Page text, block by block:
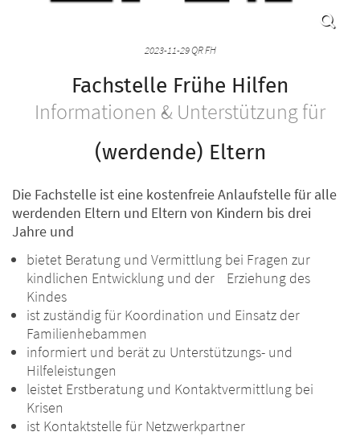
2023-11-29 QR FH
Fachstelle Frühe Hilfen
Informationen & Unterstützung für
(werdende) Eltern
Die Fachstelle ist eine kostenfreie Anlaufstelle für alle
werdenden Eltern und Eltern von Kindern bis drei
Jahre und
bietet Beratung und Vermittlung bei Fragen zur
kindlichen Entwicklung und der Erziehung des
Kindes
ist zuständig für Koordination und Einsatz der
Familienhebammen
informiert und berät zu Unterstützungs- und
Hilfeleistungen
leistet Erstberatung und Kontaktvermittlung bei
Krisen
ist Kontaktstelle für Netzwerkpartner